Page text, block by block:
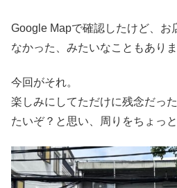
Google Mapで確認したけど、お
なかった、みたいなこともあり
今回がそれ。
楽しみにしてただけに残念だっ
たいぞ？と思い、周りをちょっ